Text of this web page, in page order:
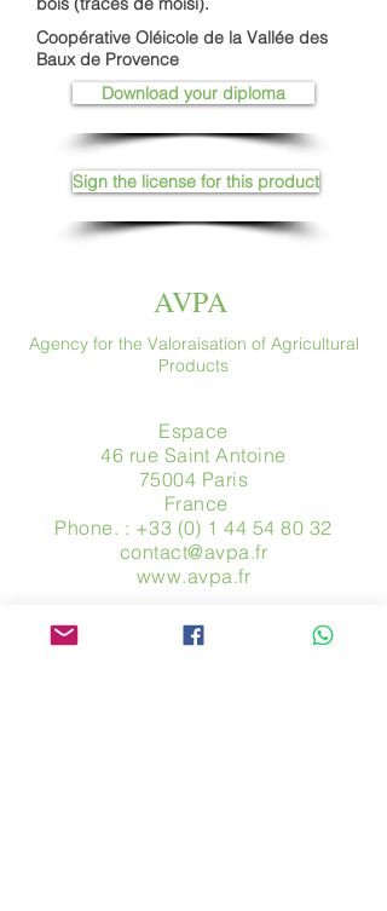
Coopérative Oléicole de la Vallée des
Baux de Provence
Download your diploma
Sign the license for this product
AVPA
Agency for the Valoraisation of Agricultural
Products
Espace
46 rue Saint Antoine
75004 Paris
​ France
Phone. : +33 (0) 1 44 54 80 32
contact@avpa.fr
www.avpa.fr